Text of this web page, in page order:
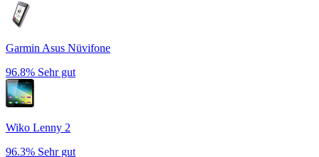
Garmin Asus Nüvifone
96.8% Sehr gut
Wiko Lenny 2
96.3% Sehr gut